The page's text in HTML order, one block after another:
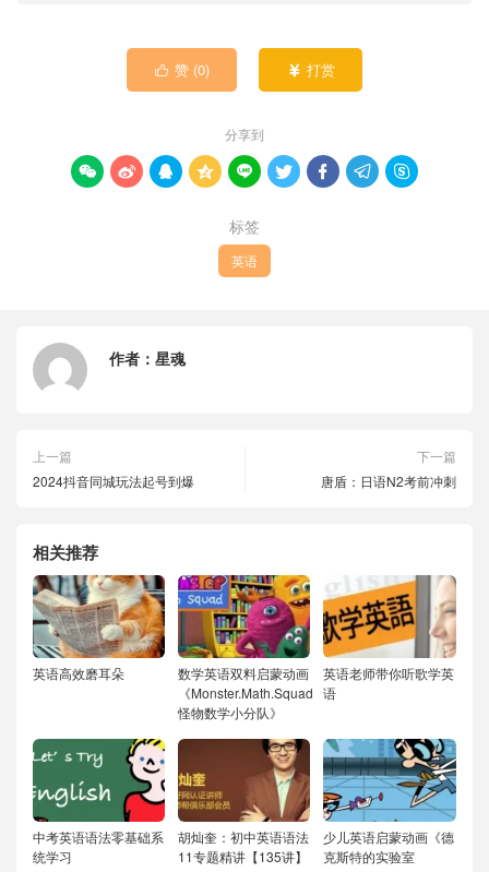
 赞 (0)  打赏
分享到
        
标签
英语
作者： 星魂
上一篇
2024抖音同城玩法起号到爆
下一篇
唐盾：日语N2考前冲刺
相关推荐
英语高效磨耳朵
数学英语双料启蒙动画
《Monster.Math.Squad
怪物数学小分队》
英语老师带你听歌学英
语
中考英语语法零基础系
统学习
胡灿奎：初中英语语法
11专题精讲【135讲】
少儿英语启蒙动画《德
克斯特的实验室